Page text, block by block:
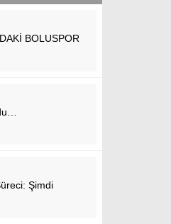
BOLUSPOR
Şimdi